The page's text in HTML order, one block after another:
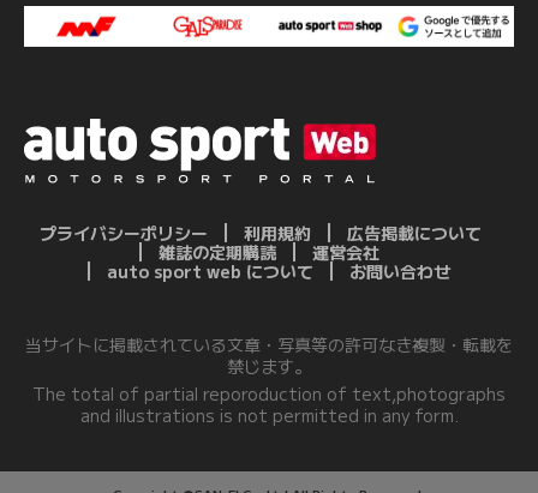
プライバシーポリシー 利用規約
広告掲載について
雑誌の定期購読
運営会社
auto sport web について
お問い合わせ
当サイトに掲載されている文章・写真等の許可なき複製・転載を
禁じます。
The total of partial reporoduction of text,photographs
and illustrations is not permitted in any form.